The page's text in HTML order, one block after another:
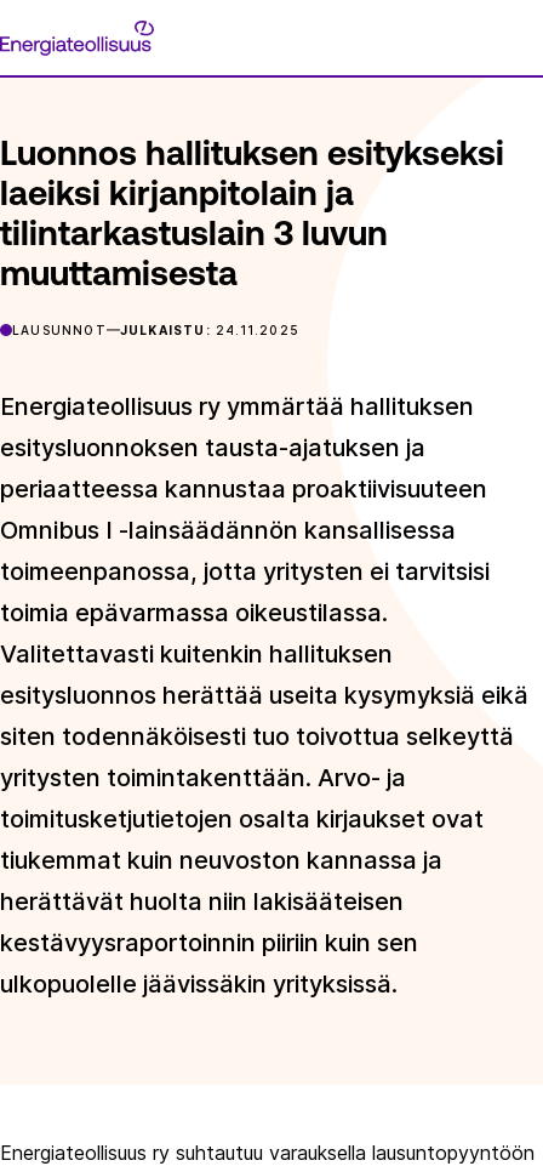
suoraan
Energiateollisuus
ETUSIVU
Luonnos hallituksen esitykseksi
laeiksi kirjanpitolain ja
tilintarkastuslain 3 luvun
muuttamisesta
LAUSUNNOT JULKAISTU: 24.11.2025
Energiateollisuus ry ymmärtää hallituksen
esitysluonnoksen tausta-ajatuksen ja
periaatteessa kannustaa proaktiivisuuteen
Omnibus I -lainsäädännön kansallisessa
toimeenpanossa, jotta yritysten ei tarvitsisi
toimia epävarmassa oikeustilassa.
Valitettavasti kuitenkin hallituksen
esitysluonnos herättää useita kysymyksiä eikä
siten todennäköisesti tuo toivottua selkeyttä
yritysten toimintakenttään. Arvo- ja
toimitusketjutietojen osalta kirjaukset ovat
tiukemmat kuin neuvoston kannassa ja
herättävät huolta niin lakisääteisen
kestävyysraportoinnin piiriin kuin sen
ulkopuolelle jäävissäkin yrityksissä.
Energiateollisuus ry suhtautuu varauksella lausuntopyyntöön